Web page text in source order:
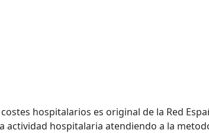
hospitalarios es original de la Red
actividad hospitalaria atendiendo a la